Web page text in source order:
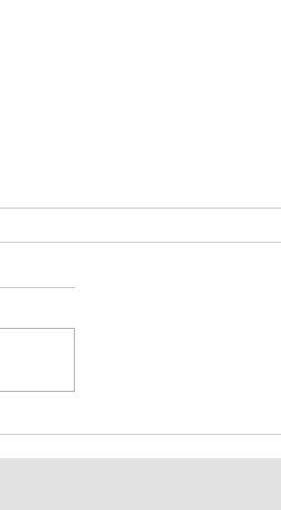
Verwechslungsgefahr: Keine 2.
Filiale